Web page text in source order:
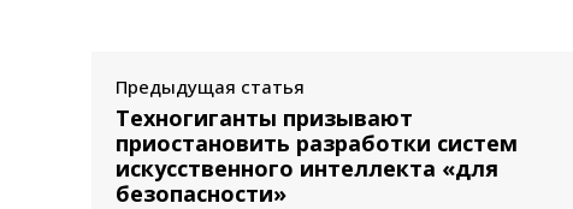
Предыдущая статья
Техногиганты призывают
приостановить разработки систем
искусственного интеллекта «для
безопасности»